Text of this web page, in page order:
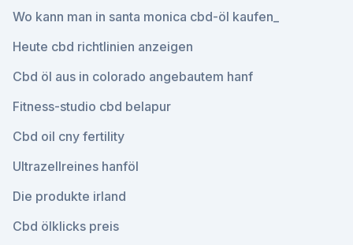
Wo kann man in santa monica cbd-öl kaufen_
Heute cbd richtlinien anzeigen
Cbd öl aus in colorado angebautem hanf
Fitness-studio cbd belapur
Cbd oil cny fertility
Ultrazellreines hanföl
Die produkte irland
Cbd ölklicks preis